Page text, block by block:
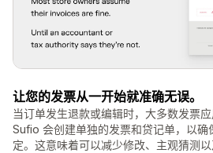
让您的发票从一开始就准确无误。
当订单发生退款或编辑时，大多数发票应
Sufio 会创建单独的发票和贷记单，以确
定。这意味着可以减少修改、主观猜测